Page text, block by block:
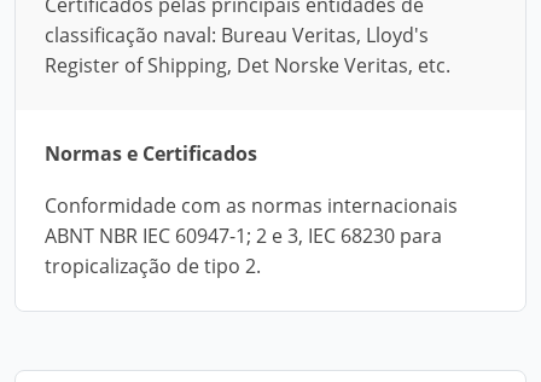
classificação naval: Bureau Veritas, Lloyd's
Register of Shipping, Det Norske Veritas, etc.
Normas e Certificados
Conformidade com as normas internacionais
ABNT NBR IEC 60947-1; 2 e 3, IEC 68230 para
tropicalização de tipo 2.